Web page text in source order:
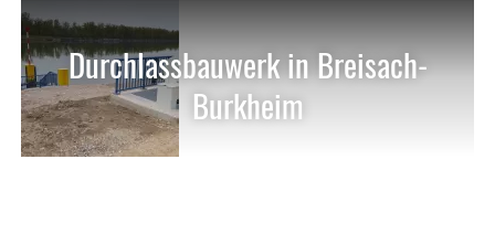
Durchlassbauwerk in Breisach-
Burkheim